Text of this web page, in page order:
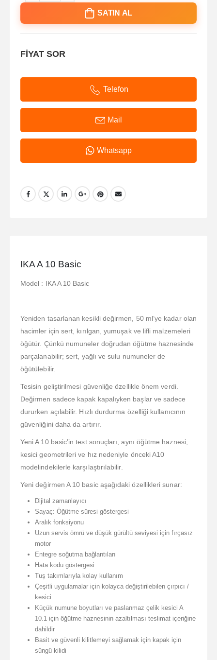
SATIN AL
FİYAT SOR
Telefon
Mail
Whatsapp
IKA A 10 Basic
Model : IKA A 10 Basic
Yeniden tasarlanan kesikli değirmen, 50 ml’ye kadar olan
hacimler için sert, kırılgan, yumuşak ve lifli malzemeleri
öğütür. Çünkü numuneler doğrudan öğütme haznesinde
parçalanabilir; sert, yağlı ve sulu numuneler de
öğütülebilir.
Tesisin geliştirilmesi güvenliğe özellikle önem verdi.
Değirmen sadece kapak kapalıyken başlar ve sadece
dururken açılabilir. Hızlı durdurma özelliği kullanıcının
güvenliğini daha da artırır.
Yeni A 10 basic’in test sonuçları, aynı öğütme haznesi,
kesici geometrileri ve hız nedeniyle önceki A10
modelindekilerle karşılaştırılabilir.
Yeni değirmen A 10 basic aşağıdaki özellikleri sunar:
Dijital zamanlayıcı
Sayaç: Öğütme süresi göstergesi
Aralık fonksiyonu
Uzun servis ömrü ve düşük gürültü seviyesi için fırçasız
motor
Entegre soğutma bağlantıları
Hata kodu göstergesi
Tuş takımlarıyla kolay kullanım
Çeşitli uygulamalar için kolayca değiştirilebilen çırpıcı /
kesici
Küçük numune boyutları ve paslanmaz çelik kesici A
10.1 için öğütme haznesinin azaltılması teslimat içeriğine
dahildir
Basit ve güvenli kilitlemeyi sağlamak için kapak için
süngü kilidi